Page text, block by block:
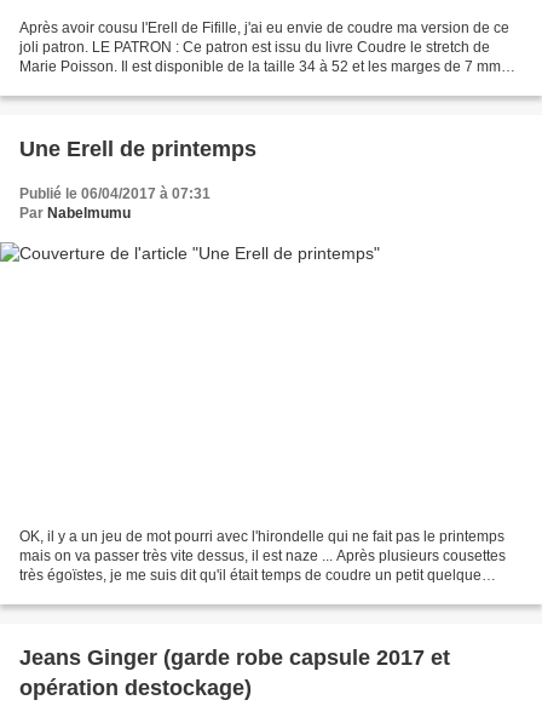
Après avoir cousu l'Erell de Fifille, j'ai eu envie de coudre ma version de ce
joli patron. LE PATRON : Ce patron est issu du livre Coudre le stretch de
Marie Poisson. Il est disponible de la taille 34 à 52 et les marges de 7 mm
Une Erell de printemps
Publié le 06/04/2017 à 07:31
Par Nabelmumu
OK, il y a un jeu de mot pourri avec l'hirondelle qui ne fait pas le printemps
mais on va passer très vite dessus, il est naze ... Après plusieurs cousettes
très égoïstes, je me suis dit qu'il était temps de coudre un petit quelque
Jeans Ginger (garde robe capsule 2017 et
opération destockage)